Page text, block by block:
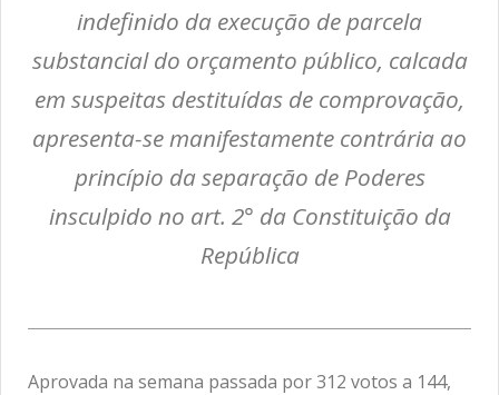
indefinido da execução de parcela
substancial do orçamento público, calcada
em suspeitas destituídas de comprovação,
apresenta-se manifestamente contrária ao
princípio da separação de Poderes
insculpido no art. 2° da Constituição da
República
Aprovada na semana passada por 312 votos a 144,